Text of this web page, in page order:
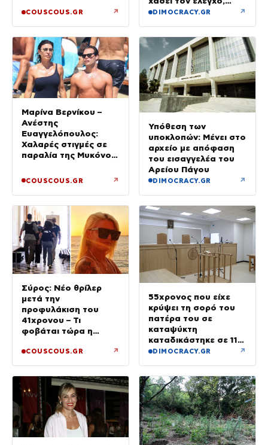
δροσιστείτε»
COUSCOUS.GR ↗
έφυγε στο αντίθετο
DIMOCRACY.GR ↗
Μαρίνα Βερνίκου –
Ανέστης
Ευαγγελόπουλος:
Χαλαρές στιγμές σε
παραλία της Μυκόνου
COUSCOUS.GR ↗
Υπόθεση των
υποκλοπών: Μένει στο
αρχείο με απόφαση
του εισαγγελέα του
Αρείου Πάγου
DIMOCRACY.GR ↗
Σύρος: Νέο θρίλερ
μετά την
προφυλάκιση του
41χρονου – Τι
φοβάται τώρα η
COUSCOUS.GR ↗
55χρονος που είχε
κρύψει τη σορό του
πατέρα του σε
καταψύκτη
καταδικάστηκε σε 11
μήνες με αναστολή
DIMOCRACY.GR ↗